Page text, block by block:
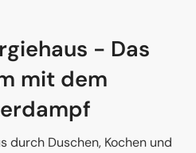
- Das
mit dem
durch Duschen, Kochen und